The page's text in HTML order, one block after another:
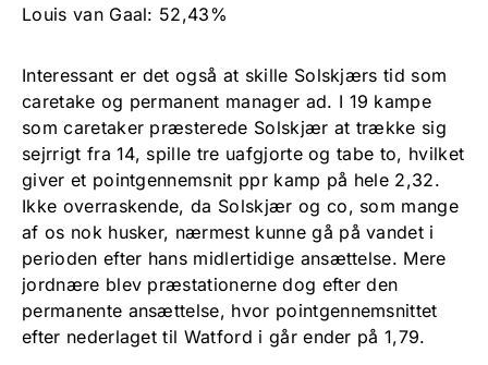
Louis van Gaal: 52,43%
Interessant er det også at skille Solskjærs tid som
caretake og permanent manager ad. I 19 kampe
som caretaker præsterede Solskjær at trække sig
sejrrigt fra 14, spille tre uafgjorte og tabe to, hvilket
giver et pointgennemsnit ppr kamp på hele 2,32.
Ikke overraskende, da Solskjær og co, som mange
af os nok husker, nærmest kunne gå på vandet i
perioden efter hans midlertidige ansættelse. Mere
jordnære blev præstationerne dog efter den
permanente ansættelse, hvor pointgennemsnittet
efter nederlaget til Watford i går ender på 1,79.